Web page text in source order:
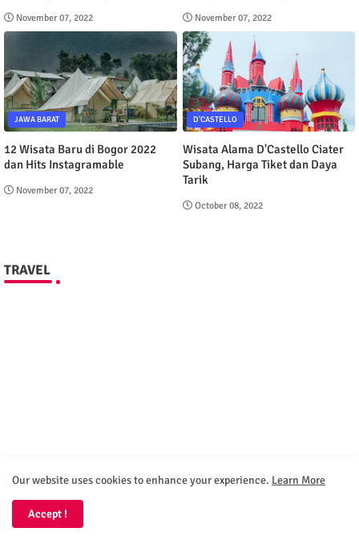
November 07, 2022 November 07, 2022
JAWA BARAT
12 Wisata Baru di Bogor 2022
dan Hits Instagramable
November 07, 2022
D'CASTELLO
Wisata Alama D'Castello Ciater
Subang, Harga Tiket dan Daya
Tarik
October 08, 2022
TRAVEL
Our website uses cookies to enhance your experience. Learn More
Accept !